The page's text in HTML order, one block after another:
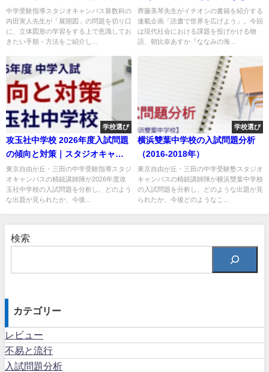
―
中学受験指導スタジオキャンパス算数科の
内田実人先生が「展開図」の問題を切り口
に、立体図形の学習をする上で意識してお
きたい手順・方法をご紹介し...
の海』
齊藤美琴先生がイチオシの書籍を紹介する
連載企画「読書で世界を広げよう」。今回
は現代社会における課題を投げかける物
語、朝比奈あすか『ななみの海...
学校選び
攻玉社中学校 2026年度入試問題
の傾向と対策｜スタジオキャン
パス
東京自由が丘・三田の中学受験指導スタジ
オキャンパスの精鋭講師陣が2026年度攻
玉社中学校の入試問題を分析し、どのよう
な出題が見られたか、今後...
学校選び
横浜雙葉中学校の入試問題分析
（2016-2018年）
東京自由が丘・三田の中学受験塾スタジオ
キャンパスの精鋭講師陣が横浜雙葉中学校
の入試問題を分析し、どのような出題が見
られたか、今後どのようなこ...
検索
カテゴリー
レビュー
不易と流行
入試問題分析